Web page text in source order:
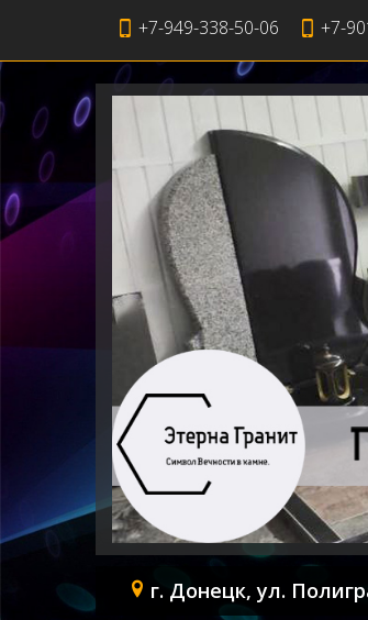
+7-949-338-50-06 +7-
г. Донецк, ул.